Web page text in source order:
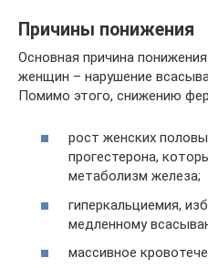
Причины понижения
Основная причина
женщин – нарушение
Помимо этого, снижению
рост женских
прогестерона,
метаболизм железа;
гиперкальциемия,
медленному
массивное